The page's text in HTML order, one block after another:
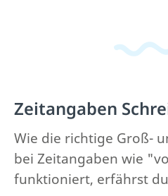
Zeitangaben
Wie die richtige Groß-
bei Zeitangaben wie
funktioniert, erfährst